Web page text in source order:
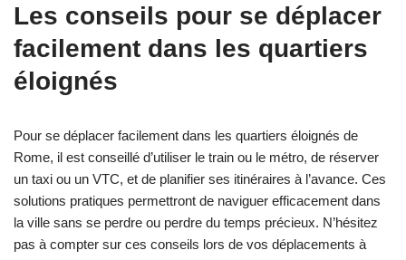
Les conseils pour se déplacer
facilement dans les quartiers
éloignés
Pour se déplacer facilement dans les quartiers éloignés de
Rome, il est conseillé d’utiliser le train ou le métro, de réserver
un taxi ou un VTC, et de planifier ses itinéraires à l’avance. Ces
solutions pratiques permettront de naviguer efficacement dans
la ville sans se perdre ou perdre du temps précieux. N’hésitez
pas à compter sur ces conseils lors de vos déplacements à